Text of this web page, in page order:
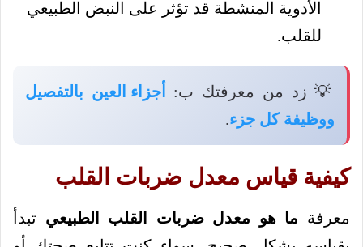
الأدوية المنشطة قد تؤثر على النبض الطبيعي
للقلب.
💡 زد من معرفتك ب:
أجزاء العين بالتفصيل
ووظيفة كل جزء.
كيفية قياس معدل ضربات القلب
معرفة ما هو معدل ضربات القلب الطبيعي تبدأ